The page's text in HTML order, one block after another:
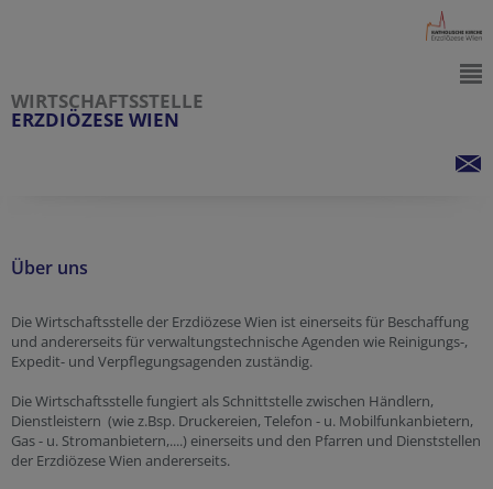
WIRTSCHAFTSSTELLE
ERZDIÖZESE WIEN
Über uns
Die Wirtschaftsstelle der Erzdiözese Wien ist einerseits für Beschaffung
und andererseits für verwaltungstechnische Agenden wie Reinigungs-,
Expedit- und Verpflegungsagenden zuständig.
Die Wirtschaftsstelle fungiert als Schnittstelle zwischen Händlern,
Dienstleistern (wie z.Bsp. Druckereien, Telefon - u. Mobilfunkanbietern,
Gas - u. Stromanbietern,....) einerseits und den Pfarren und Dienststellen
der Erzdiözese Wien andererseits.